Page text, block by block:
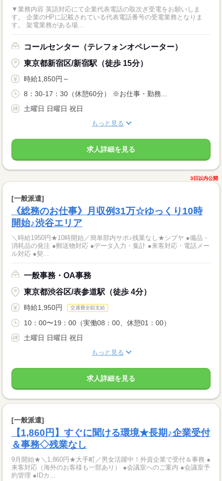
▼業務内容 英語対応にて企業代表電話の取次ぎ受電をお願いしま
す。 企業のHPに記載されている代表電話番号の受電業務となりま
す。 架電業務がある場...
コールセンター（テレフォンオペレーター）
東京都新宿区/新宿駅（徒歩 15分）
時給1,850円～
8：30-17：30（休憩60分） ※お仕事・勤務...
土曜日 日曜日 祝日
もっと見る
求人詳細を見る
3日以内公開
[一般派遣]
《総務のお仕事》月収例31万☆ゆっくり10時
開始♪渋谷エリア
＼時給1950円★10時開始／簡単部内サポ♪残業なし★シブヤ ●備品・
消耗品の発注 ●郵送物対応 ●データ入力・集計 ●来客対応・電話メー
ル対応 ●契...
一般事務・OA事務
東京都渋谷区/表参道駅（徒歩 4分）
時給1,950円 交通費全額支給
10：00〜19：00（実働08：00、休憩01：00）
土曜日 日曜日 祝日
もっと見る
求人詳細を見る
[一般派遣]
【1,860円】すぐに聞ける環境★長期♪企業受付
＆事務◇残業なし
9月開始★＼1,860円★大手町／男女活躍中！外資企業で受付＆事務 ●
来客対応（海外のお客様も一部あり） ●会議室へのご案内 ●会議室予
約管理 ●IDカ...